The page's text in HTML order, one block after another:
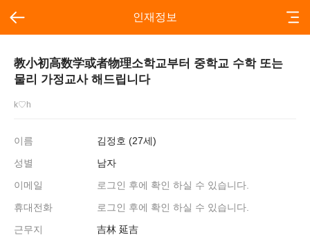
인재정보
教小初高数学或者物理소학교부터 중학교 수학 또는
물리 가정교사 해드립니다
k♡h
이름
김정호 (27세)
성별
남자
이메일
로그인 후에 확인 하실 수 있습니다.
휴대전화
로그인 후에 확인 하실 수 있습니다.
근무지
吉林 延吉